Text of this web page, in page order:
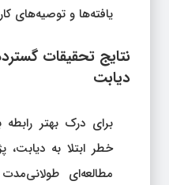
یافته‌ها و توصیه‌های
نتایج تحقیقات
دیابت
برای درک بهتر
خطر ابتلا به دیابت،